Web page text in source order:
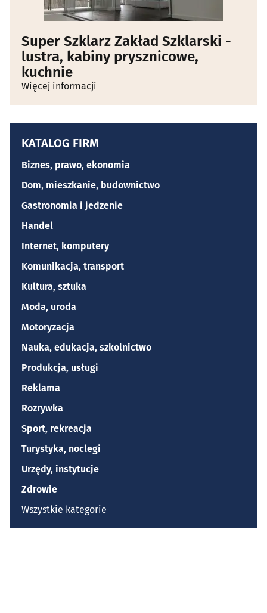
Super Szklarz Zakład Szklarski -
lustra, kabiny prysznicowe,
kuchnie
Więcej informacji
KATALOG FIRM
Biznes, prawo, ekonomia
Dom, mieszkanie, budownictwo
Gastronomia i jedzenie
Handel
Internet, komputery
Komunikacja, transport
Kultura, sztuka
Moda, uroda
Motoryzacja
Nauka, edukacja, szkolnictwo
Produkcja, usługi
Reklama
Rozrywka
Sport, rekreacja
Turystyka, noclegi
Urzędy, instytucje
Zdrowie
Wszystkie kategorie